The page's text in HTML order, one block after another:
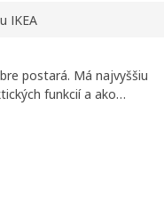
IKEA
postará. Má najvyššiu
funkcií a ako
Navyše na ňu